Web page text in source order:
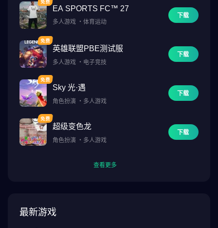
EA SPORTS FC™ 27
多人游戏 ・ 体育运动
下载
英雄联盟PBE测试服
多人游戏 ・ 电子竞技
下载
Sky 光·遇
角色扮演 ・ 多人游戏
下载
超级变色龙
角色扮演 ・ 多人游戏
下载
查看更多
最新游戏